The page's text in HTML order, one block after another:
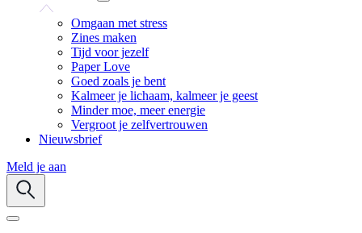
Omgaan met stress
Zines maken
Tijd voor jezelf
Paper Love
Goed zoals je bent
Kalmeer je lichaam, kalmeer je geest
Minder moe, meer energie
Vergroot je zelfvertrouwen
Nieuwsbrief
Meld je aan